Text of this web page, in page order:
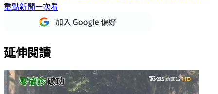
重點新聞一次看
延伸閱讀